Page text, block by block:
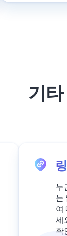
기
누
는
여
세
확